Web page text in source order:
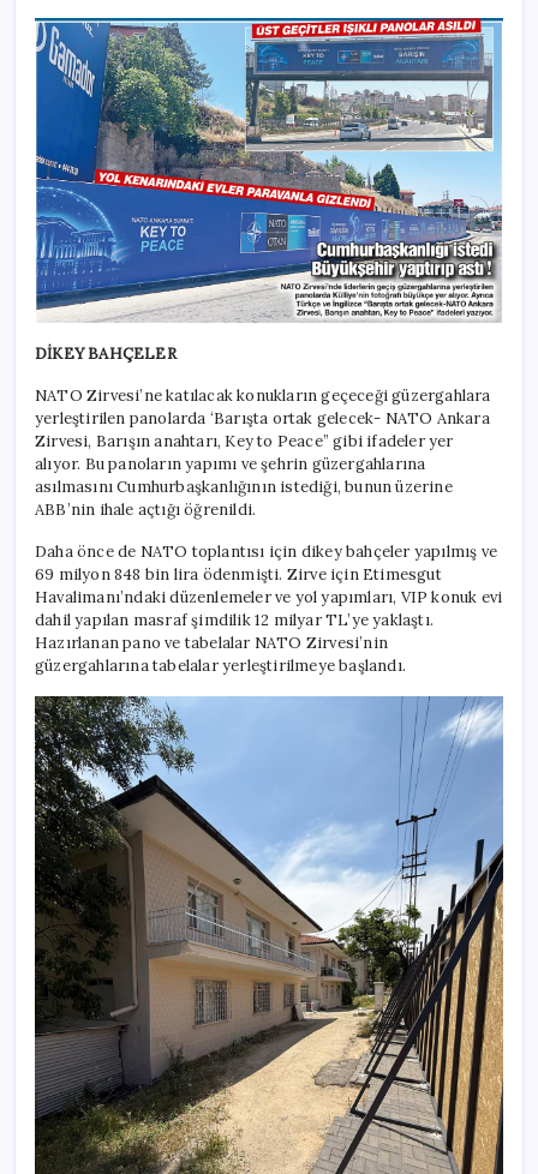
DİKEY BAHÇELER
NATO Zirvesi’ne katılacak konukların geçeceği güzergahlara
yerleştirilen panolarda ‘Barışta ortak gelecek- NATO Ankara
Zirvesi, Barışın anahtarı, Key to Peace” gibi ifadeler yer
alıyor. Bu panoların yapımı ve şehrin güzergahlarına
asılmasını Cumhurbaşkanlığının istediği, bunun üzerine
ABB’nin ihale açtığı öğrenildi.
Daha önce de NATO toplantısı için dikey bahçeler yapılmış ve
69 milyon 848 bin lira ödenmişti. Zirve için Etimesgut
Havalimanı’ndaki düzenlemeler ve yol yapımları, VIP konuk evi
dahil yapılan masraf şimdilik 12 milyar TL’ye yaklaştı.
Hazırlanan pano ve tabelalar NATO Zirvesi’nin
güzergahlarına tabelalar yerleştirilmeye başlandı.